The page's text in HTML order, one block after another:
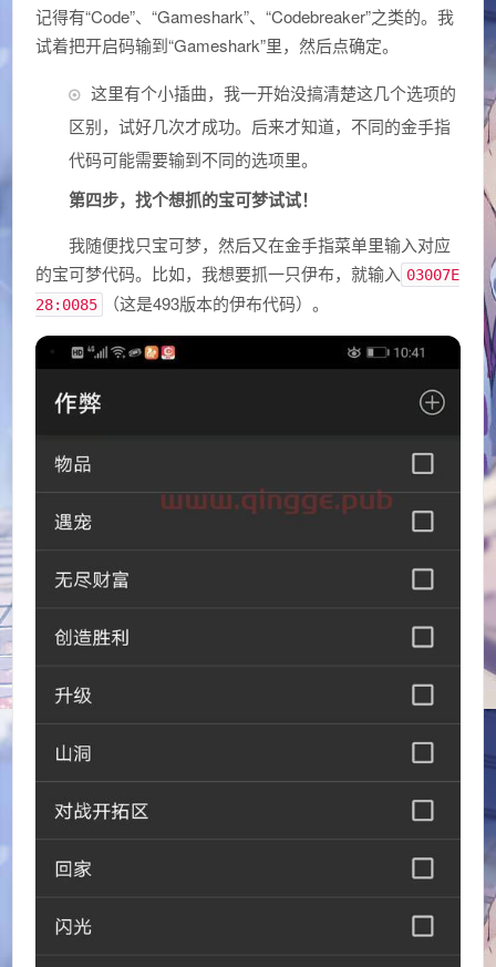
记得有“Code”、“Gameshark”、“Codebreaker”之类的。我
试着把开启码输到“Gameshark”里，然后点确定。
这里有个小插曲，我一开始没搞清楚这几个选项的
区别，试好几次才成功。后来才知道，不同的金手指
代码可能需要输到不同的选项里。
第四步，找个想抓的宝可梦试试！
我随便找只宝可梦，然后又在金手指菜单里输入对应
的宝可梦代码。比如，我想要抓一只伊布，就输入 03007E
28:0085
（这是493版本的伊布代码）。